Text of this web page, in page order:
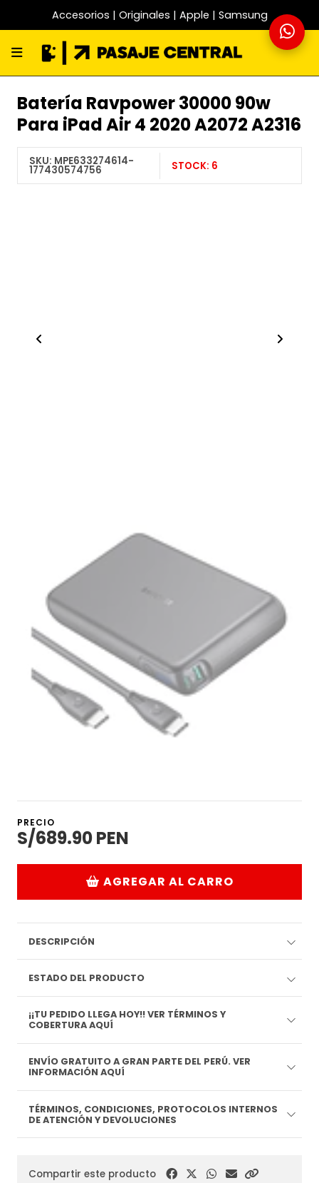
Accesorios | Originales | Apple | Samsung
Batería Ravpower 30000 90w
Para iPad Air 4 2020 A2072 A2316
SKU: MPE633274614-
177430574756 STOCK: 6
PRECIO
S/689.90 PEN
AGREGAR AL CARRO
DESCRIPCIÓN
ESTADO DEL PRODUCTO
¡¡TU PEDIDO LLEGA HOY!! VER TÉRMINOS Y
COBERTURA AQUÍ
ENVÍO GRATUITO A GRAN PARTE DEL PERÚ. VER
INFORMACIÓN AQUÍ
TÉRMINOS, CONDICIONES, PROTOCOLOS INTERNOS
DE ATENCIÓN Y DEVOLUCIONES
Compartir este producto